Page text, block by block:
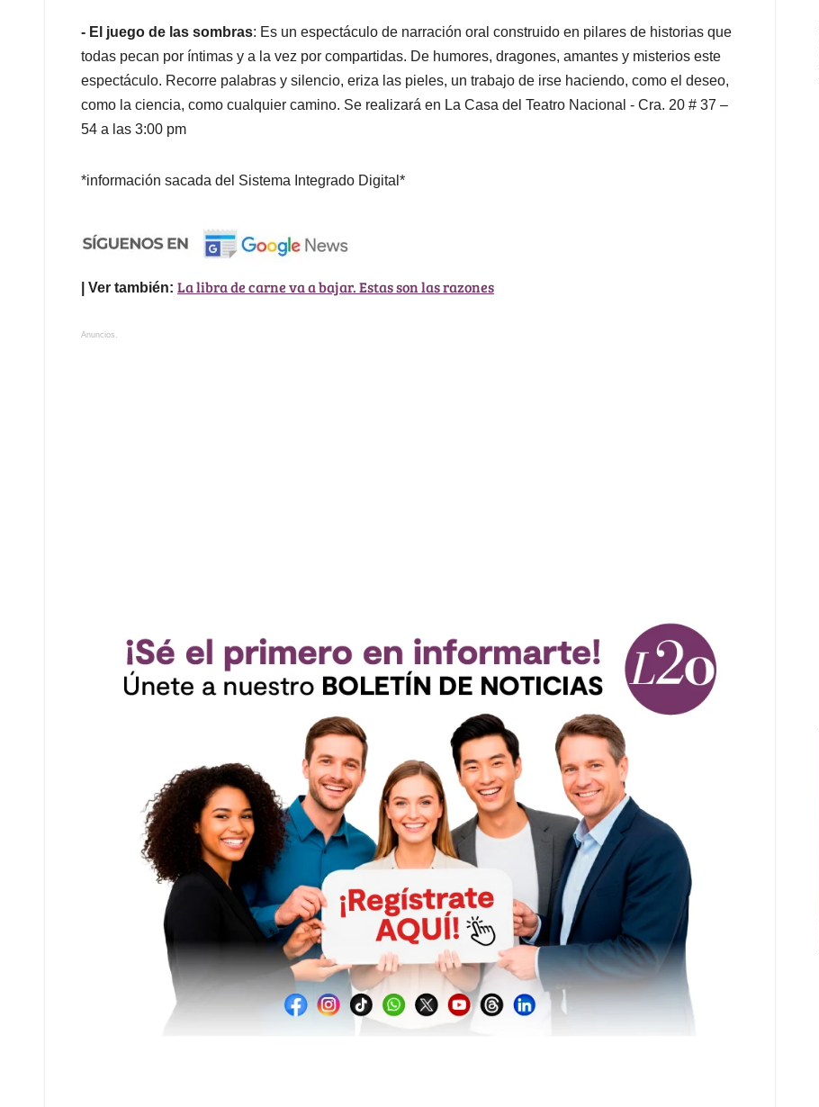
- El juego de las sombras: Es un espectáculo de narración oral construido en pilares de historias que
todas pecan por íntimas y a la vez por compartidas. De humores, dragones, amantes y misterios este
espectáculo. Recorre palabras y silencio, eriza las pieles, un trabajo de irse haciendo, como el deseo,
como la ciencia, como cualquier camino. Se realizará en La Casa del Teatro Nacional - Cra. 20 # 37 –
54 a las 3:00 pm
*información sacada del Sistema Integrado Digital*
| Ver también: La libra de carne va a bajar. Estas son las razones
Anuncios.